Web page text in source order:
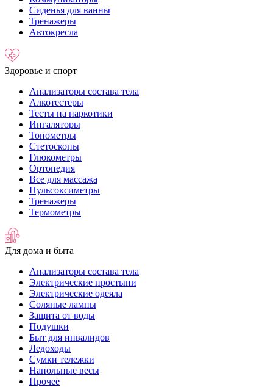
Сиденья для ванны
Тренажеры
Автокресла
Здоровье и спорт
Анализаторы состава тела
Алкотестеры
Тесты на наркотики
Ингаляторы
Тонометры
Стетоскопы
Глюкометры
Ортопедия
Все для массажа
Пульсоксиметры
Тренажеры
Термометры
Для дома и быта
Анализаторы состава тела
Электрические простыни
Электрические одеяла
Соляные лампы
Защита от воды
Подушки
Быт для инвалидов
Ледоходы
Сумки тележки
Напольные весы
Прочее